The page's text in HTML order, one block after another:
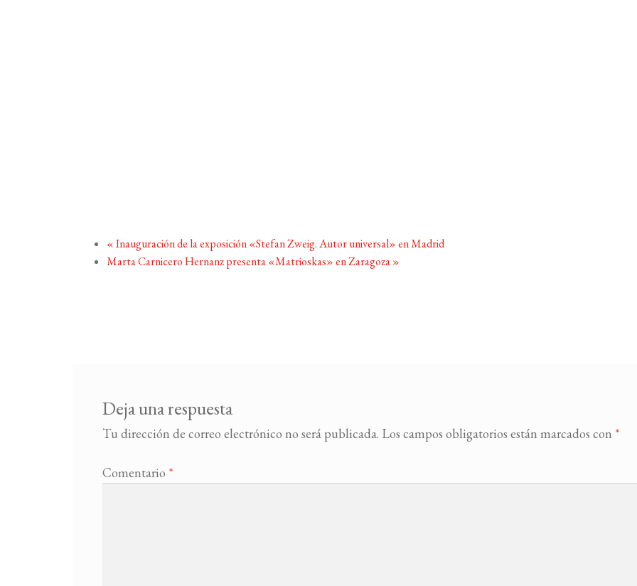
«Inauguración de la exposición «Stefan Zweig. Autor universal» en Madrid
Marta Carnicero Hernanz presenta «Matrioskas» en Zaragoza»
Deja una respuesta
Tu dirección de correo electrónico no será publicada. Los campos obligatorios están marcados con *
Comentario *